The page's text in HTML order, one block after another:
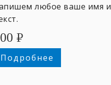
любое ваше имя и
₽
Подробнее